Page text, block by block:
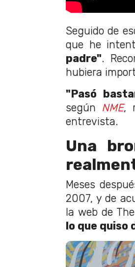
Seguido de
que he
padre".
hubiera
"Pasó
según NME,
entrevista.
Una
Meses
2007, y de
la web de
lo que quiso